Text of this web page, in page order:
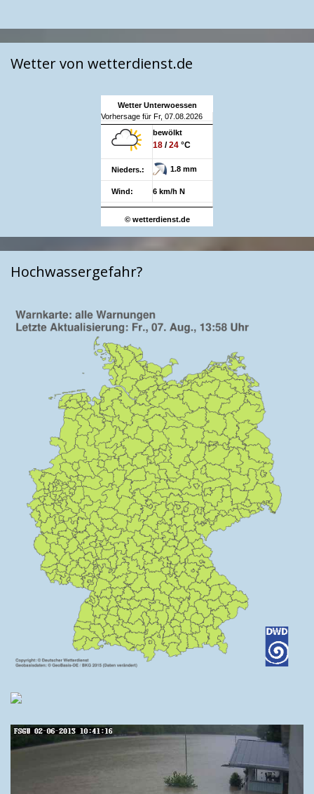
Wetter von wetterdienst.de
Wetter Unterwoessen
Vorhersage für Fr, 07.08.2026
bewölkt
18 /24 °C
Nieders.: 1.8 mm
Wind: 6 km/h N
© wetterdienst.de
Hochwassergefahr?